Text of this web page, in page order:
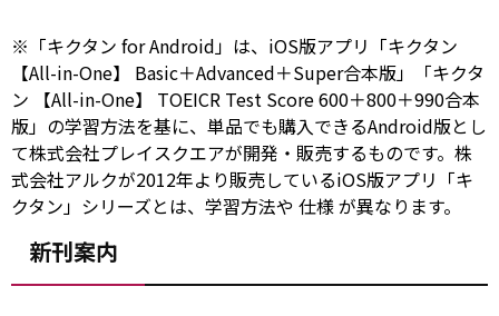
※「キクタン forAndroid」は、iOS版アプリ「キクタン
【All-in-One】 Basic＋Advanced＋Super合本版」「キクタ
ン 【All-in-One】 TOEICR Test Score 600＋800＋990合本
版」の学習方法を基に、単品でも購入できるAndroid版とし
て株式会社プレイスクエアが開発・販売するものです。株
式会社アルクが2012年より販売しているiOS版アプリ「キ
クタン」シリーズとは、学習方法や 仕様が異なります。
新刊案内